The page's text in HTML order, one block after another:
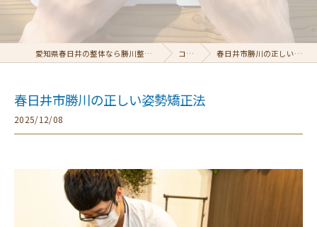
愛知県春日井の整体なら勝川整体サロン エール コラム 春日井市勝川の正しい姿勢矯正法
春日井市勝川の正しい姿勢矯正法
2025/12/08